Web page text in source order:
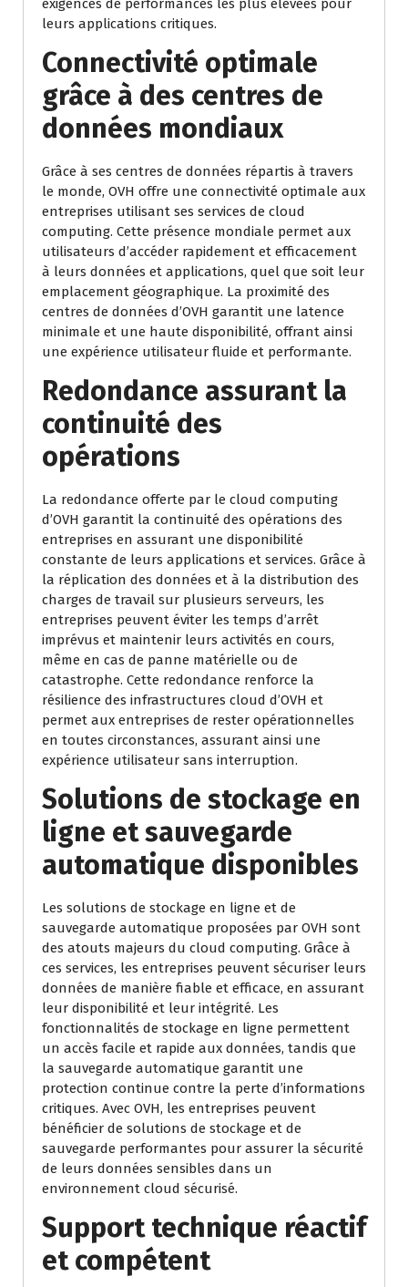
exigences de performances les plus élevées pour
leurs applications critiques.
Connectivité optimale
grâce à des centres de
données mondiaux
Grâce à ses centres de données répartis à travers
le monde, OVH offre une connectivité optimale aux
entreprises utilisant ses services de cloud
computing. Cette présence mondiale permet aux
utilisateurs d’accéder rapidement et efficacement
à leurs données et applications, quel que soit leur
emplacement géographique. La proximité des
centres de données d’OVH garantit une latence
minimale et une haute disponibilité, offrant ainsi
une expérience utilisateur fluide et performante.
Redondance assurant la
continuité des
opérations
La redondance offerte par le cloud computing
d’OVH garantit la continuité des opérations des
entreprises en assurant une disponibilité
constante de leurs applications et services. Grâce à
la réplication des données et à la distribution des
charges de travail sur plusieurs serveurs, les
entreprises peuvent éviter les temps d’arrêt
imprévus et maintenir leurs activités en cours,
même en cas de panne matérielle ou de
catastrophe. Cette redondance renforce la
résilience des infrastructures cloud d’OVH et
permet aux entreprises de rester opérationnelles
en toutes circonstances, assurant ainsi une
expérience utilisateur sans interruption.
Solutions de stockage en
ligne et sauvegarde
automatique disponibles
Les solutions de stockage en ligne et de
sauvegarde automatique proposées par OVH sont
des atouts majeurs du cloud computing. Grâce à
ces services, les entreprises peuvent sécuriser leurs
données de manière fiable et efficace, en assurant
leur disponibilité et leur intégrité. Les
fonctionnalités de stockage en ligne permettent
un accès facile et rapide aux données, tandis que
la sauvegarde automatique garantit une
protection continue contre la perte d’informations
critiques. Avec OVH, les entreprises peuvent
bénéficier de solutions de stockage et de
sauvegarde performantes pour assurer la sécurité
de leurs données sensibles dans un
environnement cloud sécurisé.
Support technique réactif
et compétent